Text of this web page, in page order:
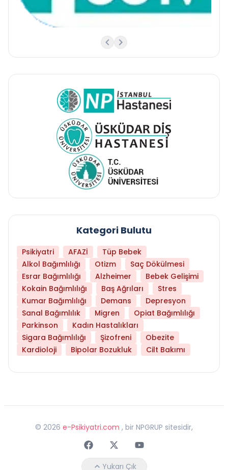
Kategori Bulutu
Psikiyatri AFAZİ
Tüp Bebek
Alkol Bağımlılığı
Otizm
Saç Dökülmesi
Esrar Bağımlılığı
Alzheimer
Bebek Gelişimi
Kokain Bağımlılığı
Baş Ağrıları
Stres
Kumar Bağımlılığı
Demans
Depresyon
Sanal Bağımlılık
Migren
Opiat Bağımlılığı
Parkinson
Kadın Hastalıkları
Sigara Bağımlılığı
Şizofreni
Obezite
Kardioloji
Bipolar Bozukluk Cilt Bakımı
© 2026 e-Psikiyatri.com , bir NPGRUP sitesidir,
FaceebokTwitterYoutube
Yukarı Çık